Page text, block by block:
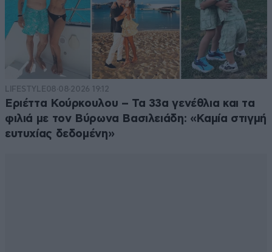
LIFESTYLE08·08·2026 19:12
Εριέττα Κούρκουλου – Τα 33α γενέθλια και τα
φιλιά με τον Βύρωνα Βασιλειάδη: «Καμία στιγμή
ευτυχίας δεδομένη»